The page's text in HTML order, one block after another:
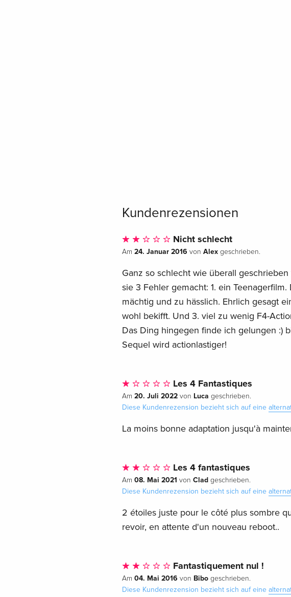
Kundenrezensionen
Nicht schlecht
Am 24. Januar 2016 von Alexgeschrieben.
Ganz so schlecht wie überall
sie 3 Fehler gemacht: 1. ein
mächtig und zu hässlich. Ehrlich gesagt
wohl bekifft. Und 3. viel zu wenig F4-
Das Ding hingegen finde ich gelungen :)
Sequel wird actionlastiger!
Les 4 Fantastiques
Am 20. Juli 2022von Luca geschrieben.
Diese Kundenrezension bezieht sich auf eine
La moins bonne adaptation jusqu'à
Les 4 fantastiques
Am 08. Mai 2021 von Clad geschrieben.
Diese Kundenrezension bezieht sich auf eine
2 étoiles juste pour le côté plus sombre
revoir, en attente d'un nouveau reboot..
Fantastiquement nul !
Am 04. Mai 2016 von Bibogeschrieben.
Diese Kundenrezension bezieht sich auf eine